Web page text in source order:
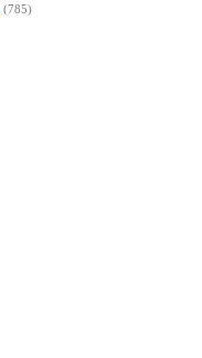
(785)